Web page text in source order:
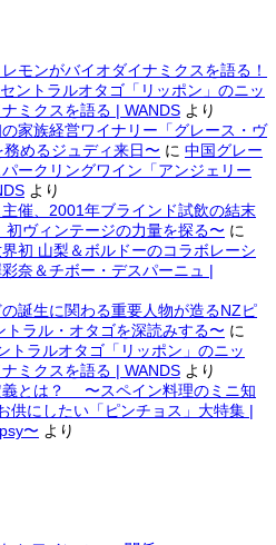
モンがバイオダイナミクスを語る！
ントラルオタゴ「リッポン」のニッ
ミクスを語る | WANDS より
家族経営ワイナリー「グレース・ヴ
めるジュディ来日〜 に 中国グレー
ークリングワイン「アンジェリー
より
催、2001年ブラインド試飲の結末
ヴィンテージの力量を探る〜 に
界初 山梨＆ボルドーのコラボレーシ
奈＆チボー・デスパーニュ |
誕生に関わる重要人物が造るNZピ
ラル・オタゴを深読みする〜 に
トラルオタゴ「リッポン」のニッ
ミクスを語る | WANDS より
義とは？ 〜スペイン料理のミニ知
供にしたい「ピンチョス」大特集 |
〜 より